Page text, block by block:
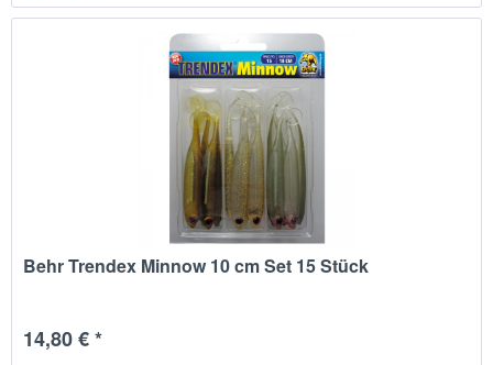
Behr Trendex Minnow 10 cm Set 15 Stück
14,80 € *